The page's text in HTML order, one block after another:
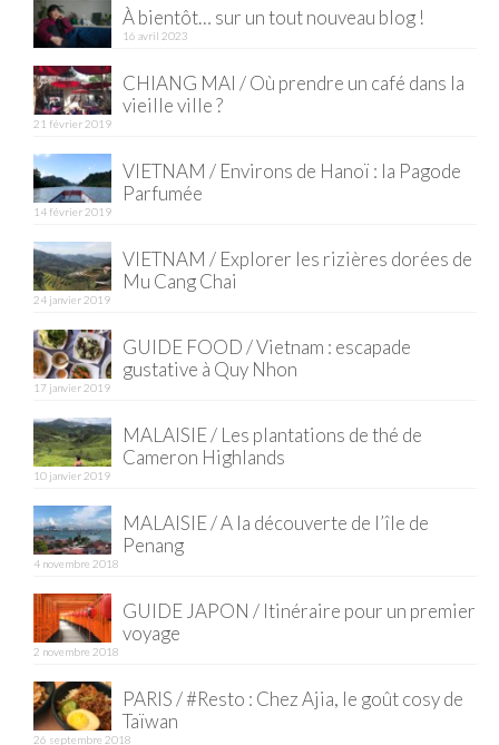
À bientôt… sur un tout nouveau blog !
16 avril 2023
CHIANG MAI / Où prendre un café dans la
vieille ville ?
21 février 2019
VIETNAM / Environs de Hanoï : la Pagode
Parfumée
14 février 2019
VIETNAM / Explorer les rizières dorées de
Mu Cang Chai
24 janvier 2019
GUIDE FOOD / Vietnam : escapade
gustative à Quy Nhon
17 janvier 2019
MALAISIE / Les plantations de thé de
Cameron Highlands
10 janvier 2019
MALAISIE / A la découverte de l’île de
Penang
4 novembre 2018
GUIDE JAPON / Itinéraire pour un premier
voyage
2 novembre 2018
PARIS / #Resto : Chez Ajia, le goût cosy de
Taïwan
26 septembre 2018